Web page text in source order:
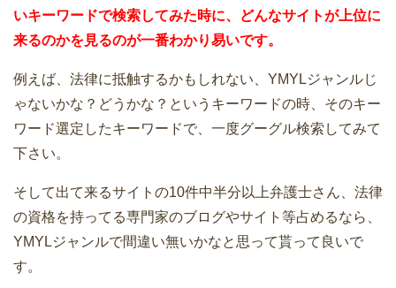
いキーワードで検索してみた時に、どんなサイトが上位に
来るのかを見るのが一番わかり易いです。
例えば、法律に抵触するかもしれない、YMYLジャンルじ
ゃないかな？どうかな？というキーワードの時、そのキー
ワード選定したキーワードで、一度グーグル検索してみて
下さい。
そして出て来るサイトの10件中半分以上弁護士さん、法律
の資格を持ってる専門家のブログやサイト等占めるなら、
YMYLジャンルで間違い無いかなと思って貰って良いで
す。